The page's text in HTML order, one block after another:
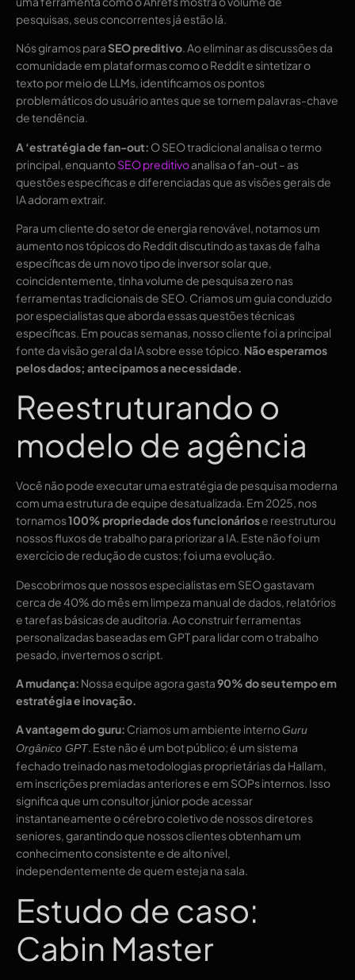
pesquisas, seus concorrentes já estão lá.
Nós giramos paraSEO preditivo. Ao eliminar as discussões da
comunidade em plataformas como o Reddit e sintetizar o
texto por meio de LLMs, identificamos os pontos
problemáticos do usuário antes que se tornem palavras-chave
de tendência.
A ‘estratégia de fan-out: O SEO tradicional analisa o termo
principal, enquantoSEO preditivoanalisa o fan-out – as
questões específicas e diferenciadas que as visões gerais de
IA adoram extrair.
Para um cliente do setor de energia renovável, notamos um
aumento nos tópicos do Reddit discutindo as taxas de falha
específicas de um novo tipo de inversor solar que,
coincidentemente, tinha volume de pesquisa zero nas
ferramentas tradicionais de SEO. Criamos um guia conduzido
por especialistas que aborda essas questões técnicas
específicas. Em poucas semanas, nosso cliente foi a principal
fonte da visão geral da IA ​​sobre esse tópico. Não esperamos
pelos dados; antecipamos a necessidade.
Reestruturando o
modelo de agência
Você não pode executar uma estratégia de pesquisa moderna
com uma estrutura de equipe desatualizada. Em 2025, nos
tornamos100% propriedade dos funcionáriose reestruturou
nossos fluxos de trabalho para priorizar a IA. Este não foi um
exercício de redução de custos; foi uma evolução.
Descobrimos que nossos especialistas em SEO gastavam
cerca de 40% do mês em limpeza manual de dados, relatórios
e tarefas básicas de auditoria. Ao construir ferramentas
personalizadas baseadas em GPT para lidar com o trabalho
pesado, invertemos o script.
A mudança: Nossa equipe agora gasta90% do seu tempo em
estratégia e inovação.
A vantagem do guru: Criamos um ambiente internoGuru
Orgânico GPT. Este não é um bot público; é um sistema
fechado treinado nas metodologias proprietárias da Hallam,
em inscrições premiadas anteriores e em SOPs internos. Isso
significa que um consultor júnior pode acessar
instantaneamente o cérebro coletivo de nossos diretores
seniores, garantindo que nossos clientes obtenham um
conhecimento consistente e de alto nível,
independentemente de quem esteja na sala.
Estudo de caso:
Cabin Master